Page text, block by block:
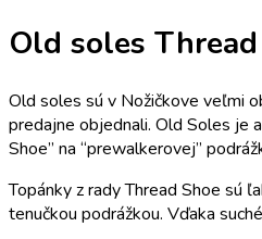
Old soles
Old soles sú v Nožičkove veľmi
predajne objednali. Old Soles je
Shoe” na “prewalkerovej”
Topánky z rady Thread Shoe sú
tenučkou podrážkou. Vďaka